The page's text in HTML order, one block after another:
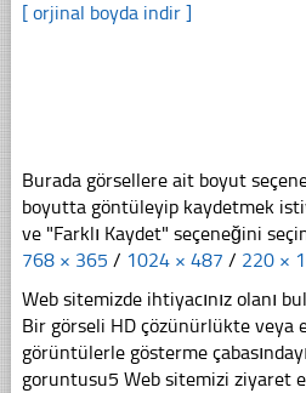
[ orjinal boyda indir ]
Burada görsellere ait boyut
boyutta göntüleyip kaydetmek
ve "Farklı Kaydet" seçeneğini
768 × 365 / 1024 × 487 / 220 ×
Web sitemizde ihtiyacınız olanı
Bir görseli HD çözünürlükte veya
görüntülerle gösterme
goruntusu5 Web sitemizi ziyaret